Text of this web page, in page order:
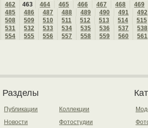
462 463 464 465 466 467 468
469
485 486 487 488 489 490 491
492
508 509 510 511 512 513 514
515
531 532 533 534 535 536 537
538
554 555 556 557 558 559 560 561
Разделы
Публикации
Новости
Коллекции
Фотостудии